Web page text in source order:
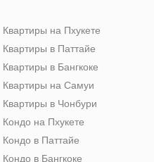
Квартиры на Пхукете
Квартиры в Паттайе
Квартиры в Бангкоке
Квартиры на Самуи
Квартиры в Чонбури
Кондо на Пхукете
Кондо в Паттайе
Кондо в Бангкоке